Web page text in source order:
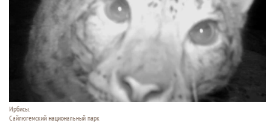
Ирбисы.
Сайлюгемский национальный парк